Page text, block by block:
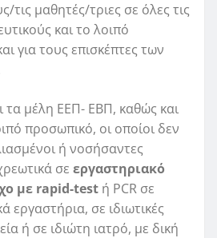
τις μαθητές/τριες σε όλες τις
και το λοιπό
για τους επισκέπτες των
τα μέλη ΕΕΠ- ΕΒΠ, καθώς και
προσωπικό, οι οποίοι δεν
ή νοσήσαντες
σε εργαστηριακό
με rapid-test ή PCR σε
εργαστήρια, σε ιδιωτικές
ή σε ιδιώτη ιατρό, με δική